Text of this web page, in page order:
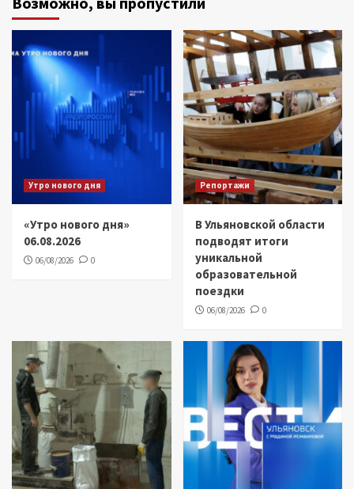
Утро нового дня
«Утро нового дня»
06.08.2026
06/08/2026 0
Репортажи
В Ульяновской области
подводят итоги
уникальной
образовательной
поездки
06/08/2026 0